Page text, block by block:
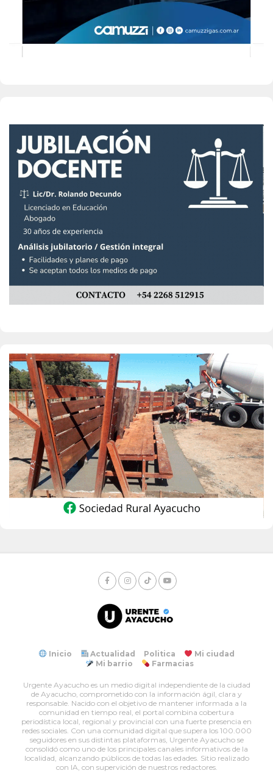
Inicio Actualidad Politica
Mi ciudad
Mi barrio
Farmacias
Urgente Ayacucho es un medio digital independiente de la ciudad
de Ayacucho, comprometido con la información ágil, clara y
responsable. Nacido con el objetivo de mantener informada a la
comunidad en tiempo real, el portal combina cobertura
periodística local, regional y provincial con una fuerte presencia en
redes sociales. Con una comunidad digital que supera los 100.000
seguidores en sus distintas plataformas, Urgente Ayacucho se
consolidó como uno de los principales canales informativos de la
localidad, alcanzando públicos de todas las edades. Sitio realizado
con IA, con supervición de nuestros redactores.